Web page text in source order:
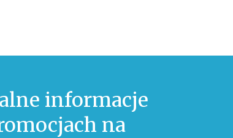
informacje
na